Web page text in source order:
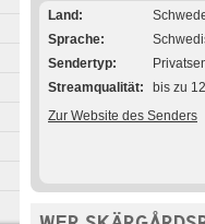
Land
Sprache
Sendertyp
Streamqualität
bis zu
Zur Website des Senders